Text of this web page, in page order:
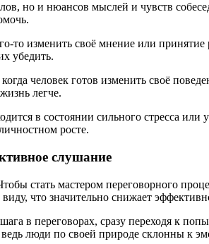
но и нюансов мыслей и чувств
то изменить своё мнение или
убедить.
человек готов изменить своё
легче.
в состоянии сильного стресса
росте.
слушание
стать мастером переговорного
что значительно снижает
в переговорах, сразу переходя к
люди по своей природе склонны к